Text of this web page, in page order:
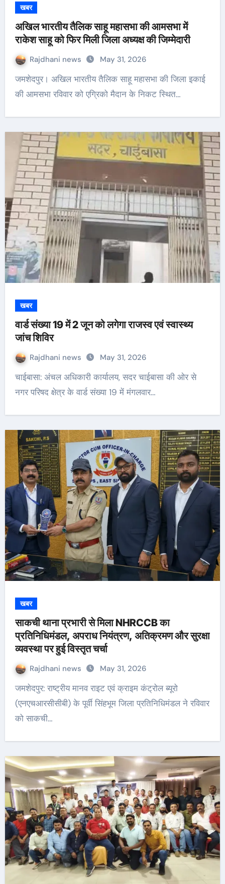
खबर
अखिल भारतीय तैलिक साहू महासभा की आमसभा में
राकेश साहू को फिर मिली जिला अध्यक्ष की जिम्मेदारी
Rajdhani news May 31, 2026
जमशेदपुर। अखिल भारतीय तैलिक साहू महासभा की जिला इकाई
की आमसभा रविवार को एग्रिको मैदान के निकट स्थित…
खबर
वार्ड संख्या 19 में 2 जून को लगेगा राजस्व एवं स्वास्थ्य
जांच शिविर
Rajdhani news May 31, 2026
चाईबासा: अंचल अधिकारी कार्यालय, सदर चाईबासा की ओर से
नगर परिषद क्षेत्र के वार्ड संख्या 19 में मंगलवार…
खबर
साकची थाना प्रभारी से मिला NHRCCB का
प्रतिनिधिमंडल, अपराध नियंत्रण, अतिक्रमण और सुरक्षा
व्यवस्था पर हुई विस्तृत चर्चा
Rajdhani news May 31, 2026
जमशेदपुर: राष्ट्रीय मानव राइट एवं क्राइम कंट्रोल ब्यूरो
(एनएचआरसीसीबी) के पूर्वी सिंहभूम जिला प्रतिनिधिमंडल ने रविवार
को साकची…